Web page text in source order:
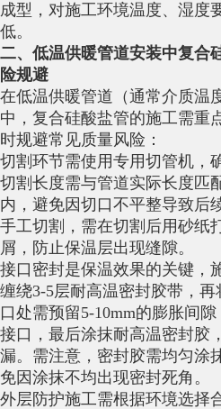
成型，对施工环境温度、湿度
低。
二、低温供暖管道安装中复合
险规避
在低温供暖管道（通常介质温
中，复合硅酸盐管的施工需重
时规避常见质量风险：
切割环节需使用专用切管机，
切割长度需与管道实际长度匹
内，避免因切口不平整导致后
手工切割，需在切割后用砂纸
屑，防止保温层出现缝隙。
接口密封是保温效果的关键，
缠绕3-5层耐高温密封胶带，
口处需预留5-10mm的膨胀间
接口，最后涂抹耐高温密封胶
漏。需注意，密封胶需均匀涂
免因涂抹不均出现密封死角。
外层防护施工需根据环境选择